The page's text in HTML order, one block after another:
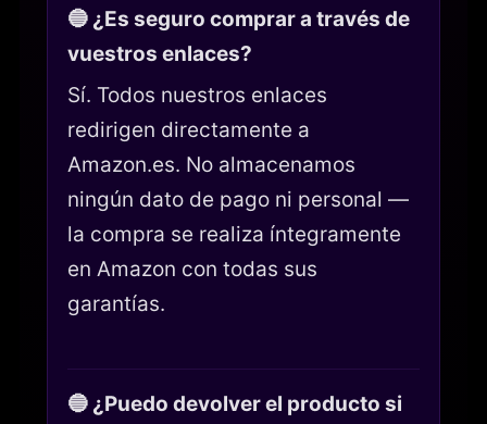
🔵 ¿Es seguro comprar a través de
vuestros enlaces?
Sí. Todos nuestros enlaces
redirigen directamente a
Amazon.es. No almacenamos
ningún dato de pago ni personal —
la compra se realiza íntegramente
en Amazon con todas sus
garantías.
🔵 ¿Puedo devolver el producto si